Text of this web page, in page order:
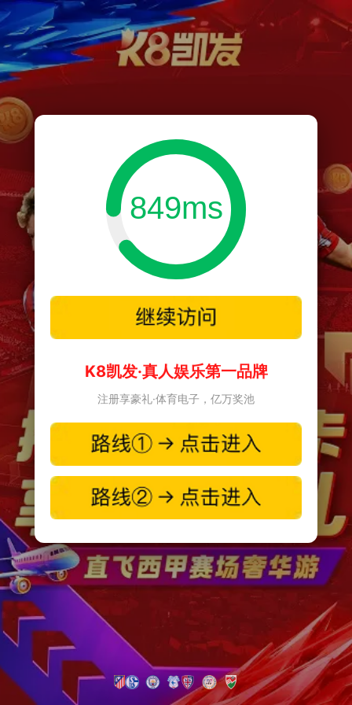
849ms
K8凯发·真人娱乐第一品牌
注册享豪礼·体育电子，亿万奖池